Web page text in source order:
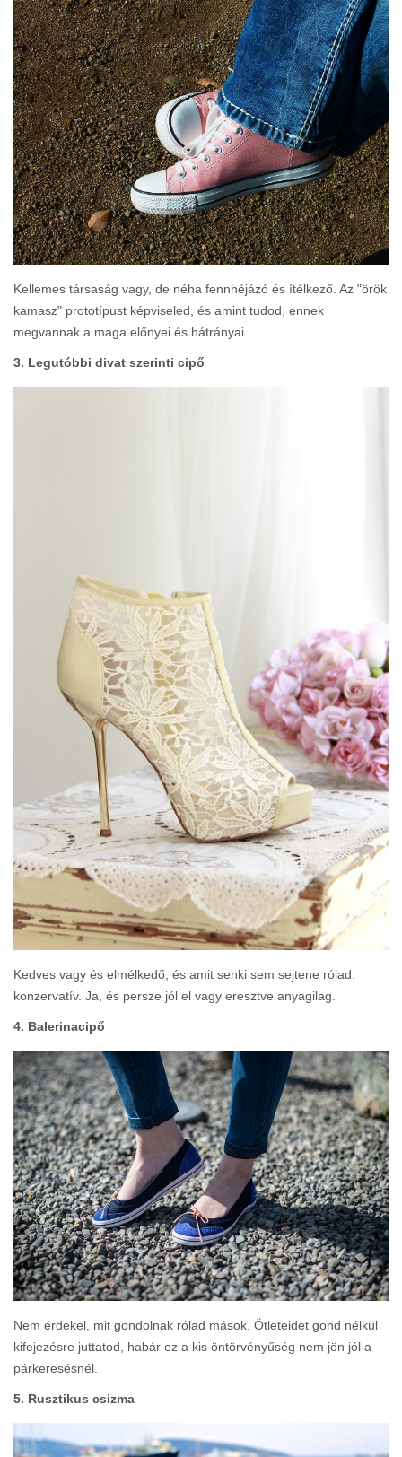
Kellemes társaság vagy, de néha fennhéjázó és ítélkező. Az "örök
kamasz" prototípust képviseled, és amint tudod, ennek
megvannak a maga előnyei és hátrányai.
3. Legutóbbi divat szerinti cipő
Kedves vagy és elmélkedő, és amit senki sem sejtene rólad:
konzervatív. Ja, és persze jól el vagy eresztve anyagilag.
4. Balerinacipő
Nem érdekel, mit gondolnak rólad mások. Ötleteidet gond nélkül
kifejezésre juttatod, habár ez a kis öntörvényűség nem jön jól a
párkeresésnél.
5. Rusztikus csizma